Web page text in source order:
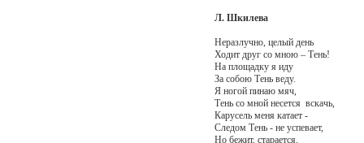
Л. Шкилева
Неразлучно, целый день
Ходит друг со мною – Тень!
На площадку я иду
За собою Тень веду.
Я ногой пинаю мяч,
Тень со мной несется вскачь,
Карусель меня катает -
Следом Тень - не успевает,
Но бежит, старается,